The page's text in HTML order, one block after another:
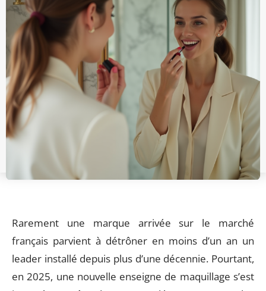
Rarement une marque arrivée sur le marché
français parvient à détrôner en moins d’un an un
leader installé depuis plus d’une décennie. Pourtant,
en 2025, une nouvelle enseigne de maquillage s’est